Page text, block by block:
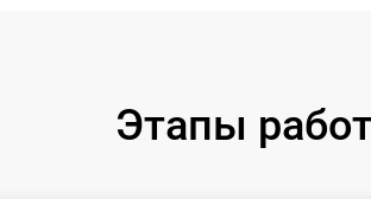
Этапы